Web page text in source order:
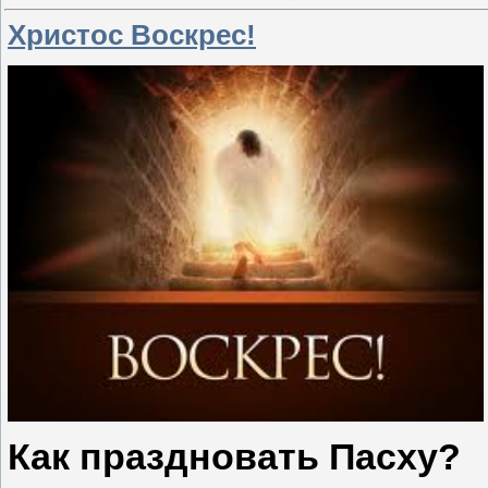
Христос Воскрес!
Как праздновать Пасху?